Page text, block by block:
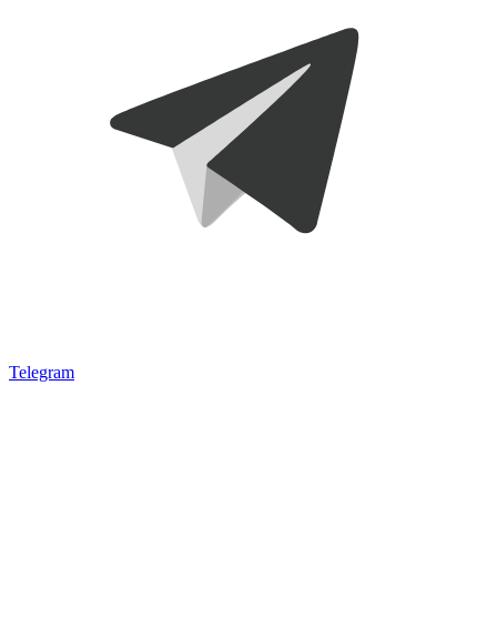
Telegram